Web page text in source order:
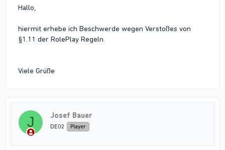
Hallo,
hiermit erhebe ich Beschwerde wegen Verstoßes von
§1.11 der RolePlay Regeln.
Viele Grüße
J Josef Bauer
DE02 Player